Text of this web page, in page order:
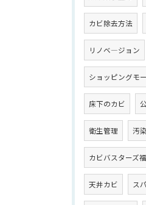
カビ除去方法
リノベ―ジョン
ショッピングモ
床下のカビ
衛生管理 汚
カビバスターズ
天井カビ ス